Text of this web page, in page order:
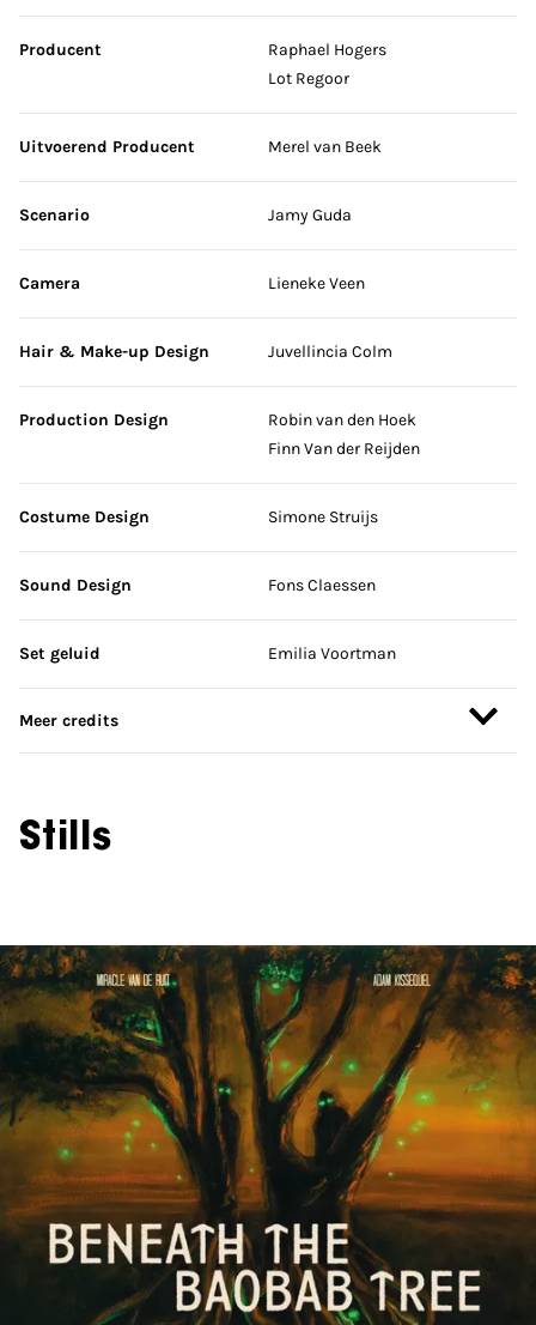
Producent
Raphael Hogers
Lot Regoor
Uitvoerend Producent Merel van Beek
Scenario Jamy Guda
Camera Lieneke Veen
Hair & Make-up Design Juvellincia Colm
Production Design
Robin van den Hoek
Finn Van der Reijden
Costume Design Simone Struijs
Sound Design Fons Claessen
Set geluid Emilia Voortman
Meer credits
Stills